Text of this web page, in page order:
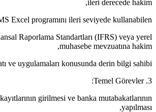
ileri derecede hakim,
Excel programını ileri seviyede kullanabilen,
Raporlama Standartları (IFRS) veya yerel
muhasebe mevzuatına hakim,
ve uygulamaları konusunda derin bilgi sahibi.
3. Temel Görevler:
girilmesi ve banka mutabakatlarının
yapılması,